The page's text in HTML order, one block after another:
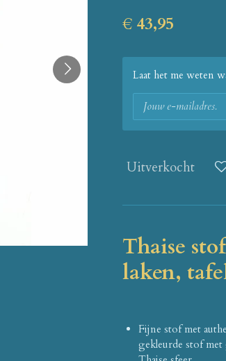
€ 43,95
Laat het me weten
Uitverkocht
Thaise
laken,
Fijne stof met
gekleurde stof